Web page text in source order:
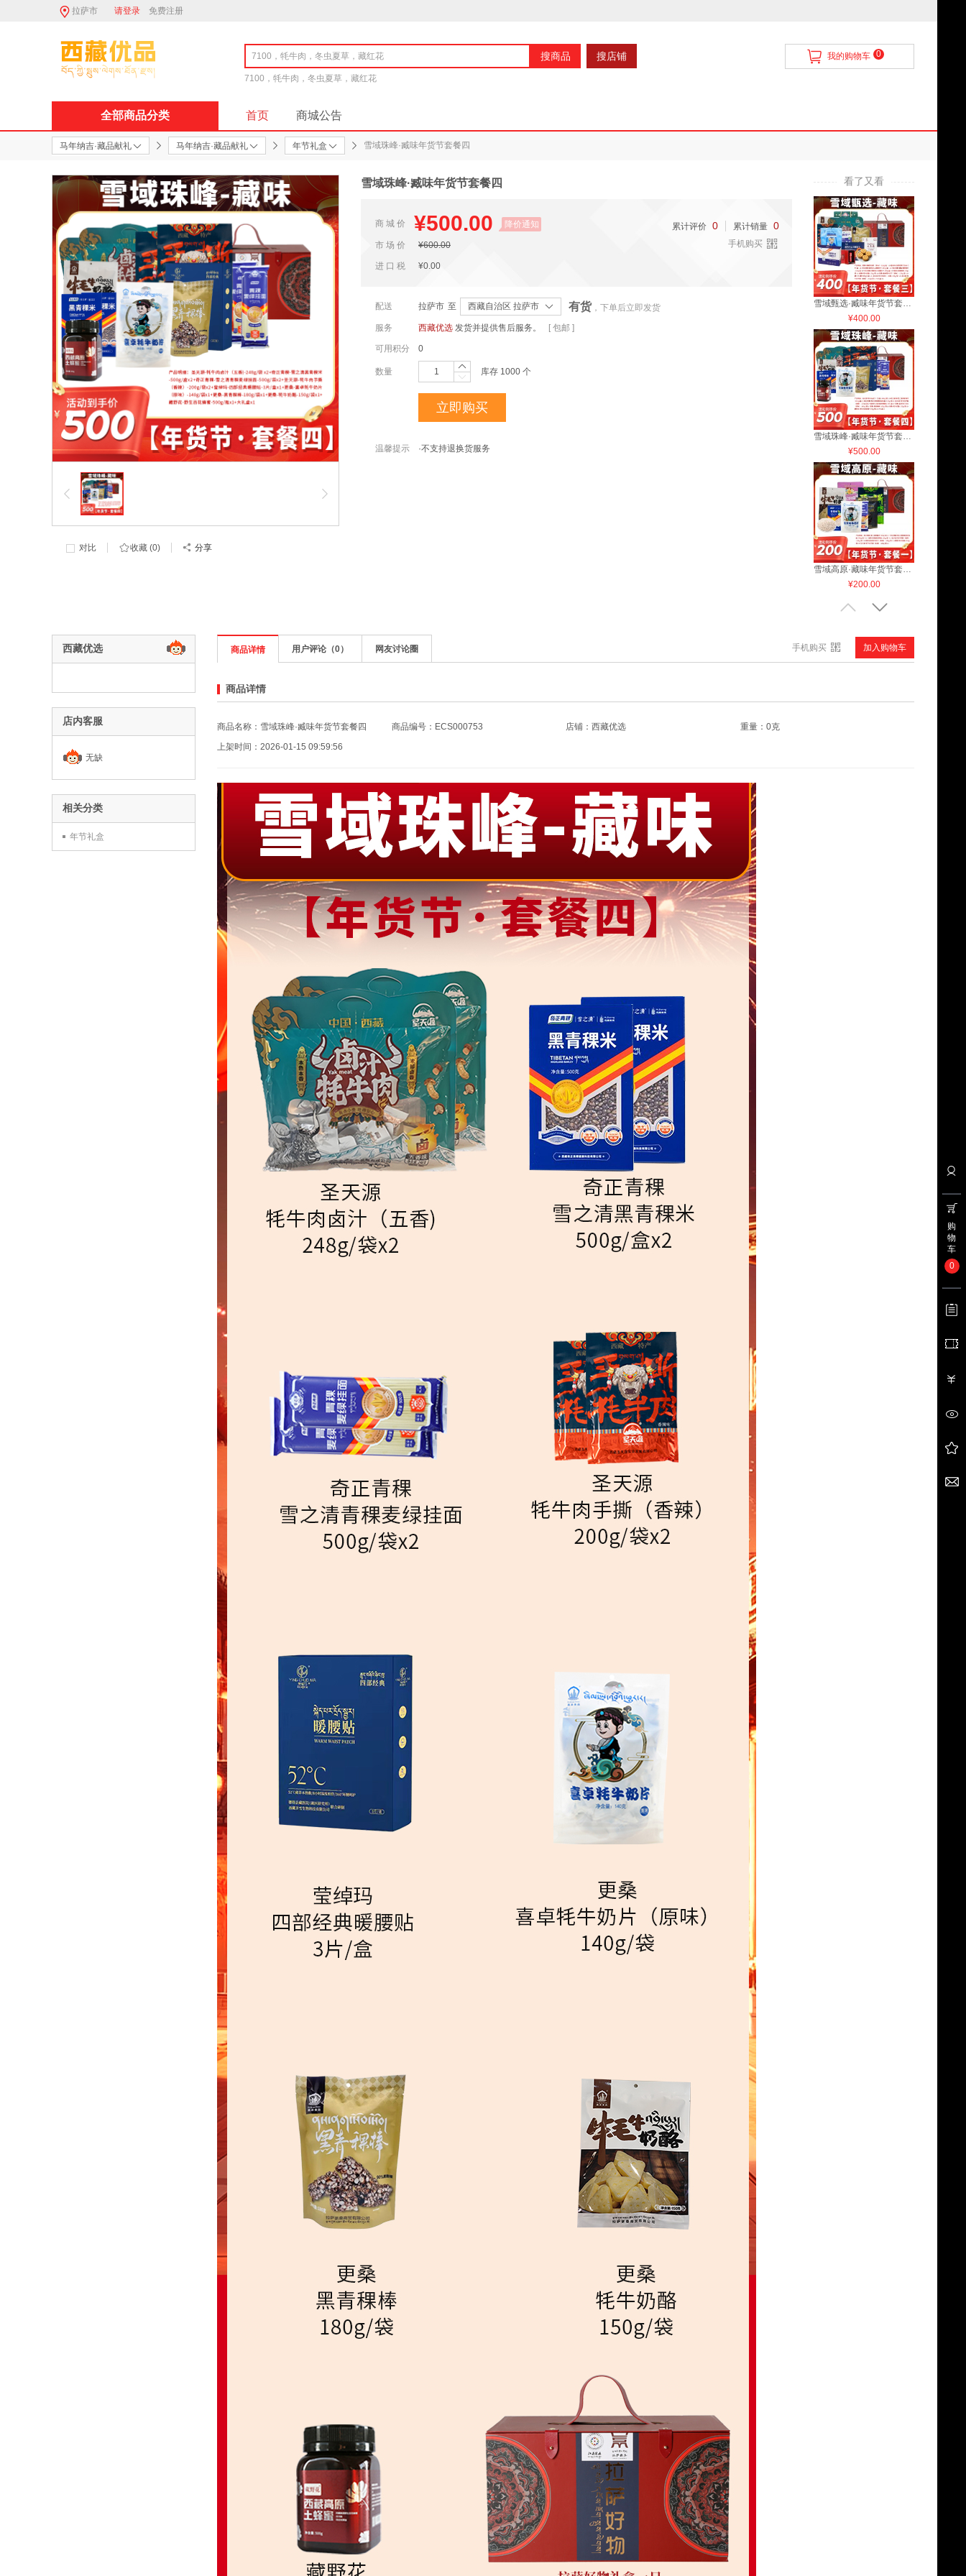
拉萨市 请登录 免费注册
搜商品 搜店铺
7100，牦牛肉，冬虫夏草，藏红花
我的购物车 0
全部商品分类 首页 商城公告
马年纳吉·藏品献礼 马年纳吉·藏品献礼 年节礼盒 雪域珠峰·臧味年货节套餐四
对比 收藏 (0) 分享
雪域珠峰·臧味年货节套餐四
商 城 价 ¥500.00 降价通知
市 场 价 ¥600.00
进 口 税 ¥0.00
累计评价 0 累计销量 0
手机购买
配送 拉萨市 至 西藏自治区 拉萨市 有货 ，下单后立即发货
服务
西藏优选 发货并提供售后服务。 [ 包邮 ]
可用积分 0
数量 库存 1000 个
立即购买
温馨提示 ·不支持退换货服务
看了又看
雪域甄选·臧味年货节套餐三
¥400.00
雪域珠峰·臧味年货节套餐四
¥500.00
雪域高原·藏味年货节套餐一
¥200.00
雪域圣境·臧味年货节套餐二
西藏优选
店内客服
无缺
相关分类
年节礼盒
商品详情 用户评论（0） 网友讨论圈 手机购买 加入购物车
商品详情
商品名称：雪域珠峰·臧味年货节套餐四 商品编号：ECS000753 店铺： 西藏优选
重量：0克
上架时间：2026-01-15 09:59:56
购
物
车
0